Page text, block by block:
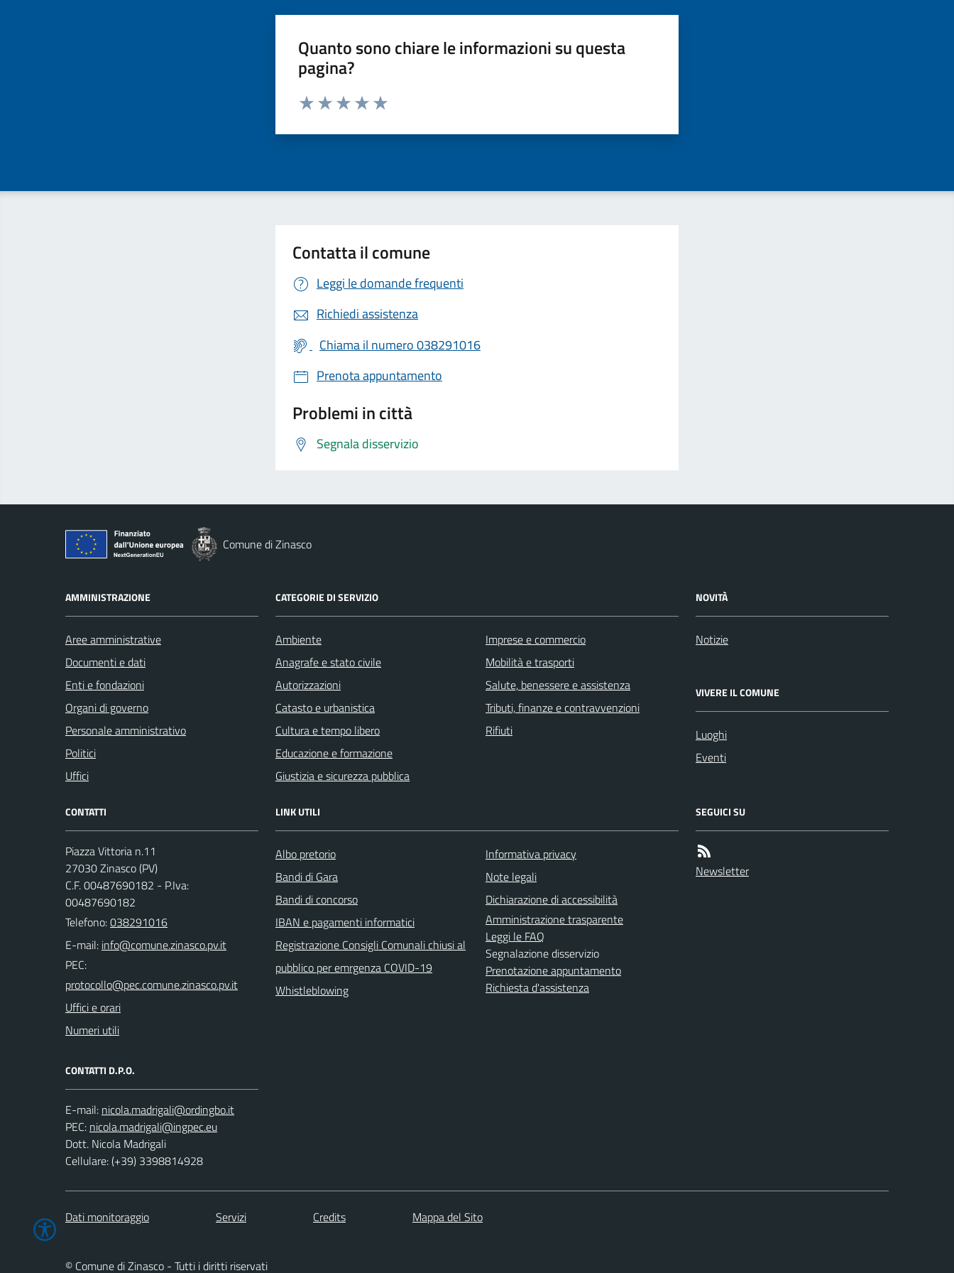
Quanto sono chiare le informazioni su questa
pagina?
Valuta da 1 a 5 stelle la pagina
Contatta il comune
Leggi le domande frequenti
Richiedi assistenza
Chiama il numero 038291016
Prenota appuntamento
Problemi in città
Segnala disservizio
Comune di Zinasco
AMMINISTRAZIONE
Aree amministrative
Documenti e dati
Enti e fondazioni
Organi di governo
Personale amministrativo
Politici
Uffici
CATEGORIE DI SERVIZIO
Ambiente
Anagrafe e stato civile
Autorizzazioni
Catasto e urbanistica
Cultura e tempo libero
Educazione e formazione
Giustizia e sicurezza pubblica
Imprese e commercio
Mobilità e trasporti
Salute, benessere e assistenza
Tributi, finanze e contravvenzioni
Rifiuti
NOVITÀ
Notizie
VIVERE IL COMUNE
Luoghi
Eventi
CONTATTI
Piazza Vittoria n.11
27030 Zinasco (PV)
C.F. 00487690182 - P.Iva:
00487690182
Telefono:038291016
E-mail:
PEC:
Uffici e orari
Numeri utili
CONTATTI D.P.O.
E-mail:
PEC:
Dott. Nicola Madrigali
Cellulare: (+39) 3398814928
LINK UTILI
Albo pretorio
Bandi di Gara
Bandi di concorso
IBAN e pagamenti informatici
Registrazione Consigli Comunali chiusi al
pubblico per emrgenza COVID-19
Whistleblowing
Informativa privacy
Note legali
Dichiarazione di accessibilità
Amministrazione trasparente
Leggi le FAQ
Segnalazione disservizio
Prenotazione appuntamento
Richiesta d'assistenza
SEGUICI SU
Newsletter
Dati monitoraggio Servizi Credits Mappa del Sito
© Comune di Zinasco - Tutti i diritti riservati